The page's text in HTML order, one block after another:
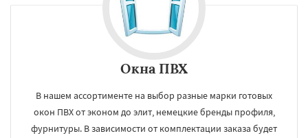
Окна ПВХ
В нашем ассортименте на выбор разные марки готовых
окон ПВХ от эконом до элит, немецкие бренды профиля,
фурнитуры. В зависимости от комплектации заказа будет